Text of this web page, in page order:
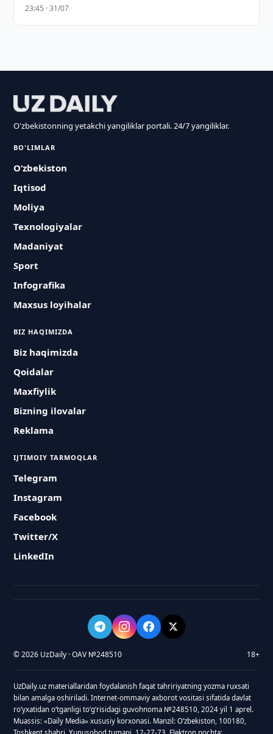
23:45 · 31/07
O'zbekistonning yetakchi yangiliklar portali. 24/7 yangiliklar.
BO'LIMLAR
O‘zbekiston
Iqtisod
Moliya
Texnologiyalar
Madaniyat
Sport
Infografika
Maxsus loyihalar
BIZ HAQIMIZDA
Biz haqimizda
Qoidalar
Maxfiylik
Bizning ilovalar
Reklama
IJTIMOIY TARMOQLAR
Telegram
Instagram
Facebook
Twitter/X
LinkedIn
© 2026 UzDaily · OAV №248510 18+
UzDaily.uz materiallaridan foydalanish faqat tahririyatning yozma ruxsati
bilan amalga oshiriladi. Internet-ommaviy axborot vositasi sifatida davlat
roʻyxatidan oʻtganligi toʻgʻrisidagi guvohnoma №248510, 2024 yil 1 aprel.
Muassis: «Daily Media» xususiy korxonasi. Manzil: Oʻzbekiston, 100180,